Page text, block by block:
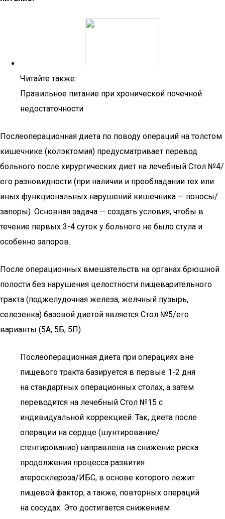
Читайте также:
Правильное питание при хронической почечной
недостаточности
Послеоперационная диета по поводу операций на толстом
кишечнике (колэктомия) предусматривает перевод
больного после хирургических диет на лечебный Стол №4/
его разновидности (при наличии и преобладании тех или
иных функциональных нарушений кишечника — поносы/
запоры). Основная задача — создать условия, чтобы в
течение первых 3-4 суток у больного не было стула и
особенно запоров.
После операционных вмешательств на органах брюшной
полости без нарушения целостности пищеварительного
тракта (поджелудочная железа, желчный пузырь,
селезенка) базовой диетой является Стол №5/его
варианты (5А, 5Б, 5П).
Послеоперационная диета при операциях вне
пищевого тракта базируется в первые 1-2 дня
на стандартных операционных столах, а затем
переводится на лечебный Стол №15 с
индивидуальной коррекцией. Так, диета после
операции на сердце (шунтирование/
стентирование) направлена на снижение риска
продолжения процесса развития
атеросклероза/ИБС, в основе которого лежит
пищевой фактор, а также, повторных операций
на сосудах. Это достигается снижением